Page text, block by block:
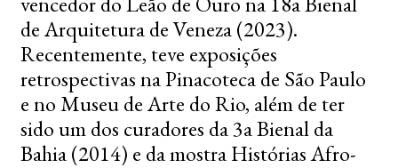
de Arquitetura de Veneza (2023).
Recentemente, teve exposições
retrospectivas na Pinacoteca de São Paulo
e no Museu de Arte do Rio, além de ter
sido um dos curadores da 3a Bienal da
Bahia (2014) e da mostra Histórias Afro-